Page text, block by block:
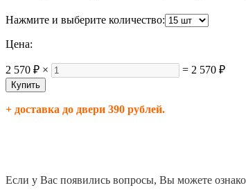
Нажмите и выберите количество:
Цена:
2 570 ₽ × = 2 570 ₽
+ доставка до двери 390 рублей.
Если у Вас появились вопросы, Вы можете